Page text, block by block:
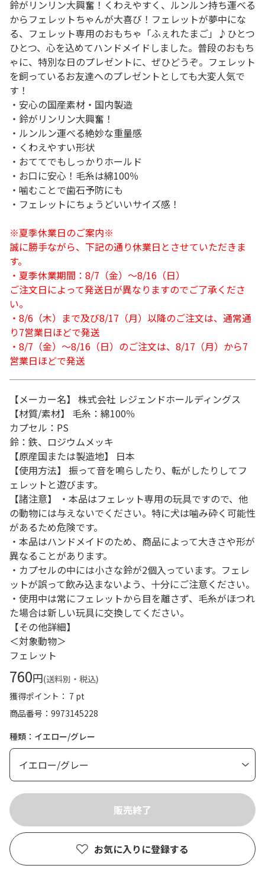
鈴がリンリン大興奮！くわえやすく、ルンルン持ち運べる
からフェレットちゃんが大喜び！フェレットが夢中にな
る、フェレット専用のおもちゃ「ふぇれたまご」♪ひとつ
ひとつ、心を込めてハンドメイドしました。普段のおもち
ゃに、特別な日のプレゼントに、ぜひどうぞ。フェレット
を飼っているお友達へのプレゼントとしても大変人気で
す！
・安心の国産素材・国内製造
・鈴がリンリン大興奮！
・ルンルン運べる絶妙な重量感
・くわえやすい形状
・おててでもしっかりホールド
・お口に安心！毛糸は綿100％
・噛むことで歯石予防にも
・フェレットにちょうどいいサイズ感！
※夏季休業日のご案内※
誠に勝手ながら、下記の通り休業日とさせていただきま
す。
・夏季休業期間：8/7（金）～8/16（日）
ご注文日によって発送日が異なりますのでご了承くださ
い。
・8/6（木）まで及び8/17（月）以降のご注文は、通常通
り7営業日ほどで発送
・8/7（金）～8/16（日）のご注文は、8/17（月）から7
営業日ほどで発送
【メーカー名】 株式会社 レジェンドホールディングス
【材質/素材】 毛糸：綿100％
カプセル：PS
鈴：鉄、ロジウムメッキ
【原産国または製造地】 日本
【使用方法】 振って音を鳴らしたり、転がしたりしてフ
ェレットと遊びます。
【諸注意】 ・本品はフェレット専用の玩具ですので、他
の動物には与えないでください。特に犬は噛み砕く可能性
があるため危険です。
・本品はハンドメイドのため、商品によって大きさや形が
異なることがあります。
・カプセルの中には小さな鈴が2個入っています。フェレ
ットが誤って飲み込まないよう、十分にご注意ください。
・使用中は常にフェレットから目を離さず、毛糸がほつれ
た場合は新しい玩具に交換してください。
【その他詳細】
＜対象動物＞
フェレット
760円(送料別・税込)
獲得ポイント： 7 pt
商品番号
9973145228
種類：イエロー/グレー
お気に入りに登録する